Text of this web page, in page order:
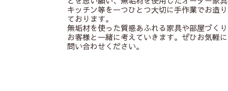
キッチン等を一つひとつ大切に手作業でお造
ております。
無垢材を使った質感あふれる家具や部屋づく
お客様と一緒に考えていきます。ぜひお気軽
問い合わせください。